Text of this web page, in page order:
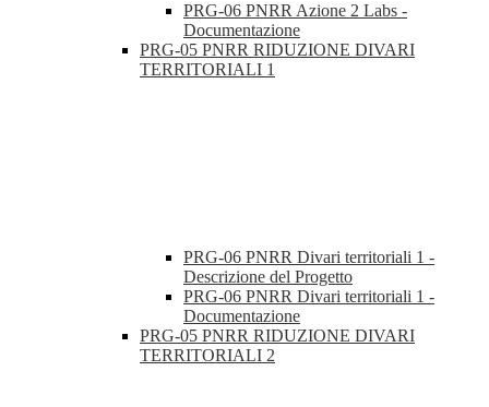
PRG-06 PNRR Azione 2 Labs -
Documentazione
PRG-05 PNRR RIDUZIONE DIVARI
TERRITORIALI 1
PRG-06 PNRR Divari territoriali 1 -
Descrizione del Progetto
PRG-06 PNRR Divari territoriali 1 -
Documentazione
PRG-05 PNRR RIDUZIONE DIVARI
TERRITORIALI 2